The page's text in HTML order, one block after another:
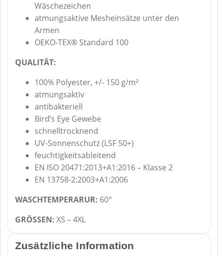
Wäschezeichen
atmungsaktive Mesheinsätze unter den
Armen
OEKO-TEX® Standard 100
QUALITÄT:
100% Polyester, +/- 150 g/m²
atmungsaktiv
antibakteriell
Bird’s Eye Gewebe
schnelltrocknend
UV-Sonnenschutz (LSF 50+)
feuchtigkeitsableitend
EN ISO 20471:2013+A1:2016 – Klasse 2
EN 13758-2:2003+A1:2006
WASCHTEMPERARUR: 60°
GRÖSSEN: XS – 4XL
Zusätzliche Information